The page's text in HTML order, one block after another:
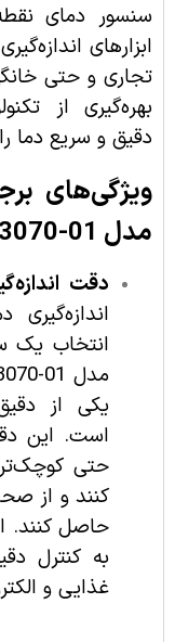
ابزارهای
تجاری و حتی
بهره‌گیری از
دقیق و سریع دما
مدل FTD3070-01:
دقت اندازه‌گیری ۰.۱ درجه
یکی از
است. این
حتی
کنند و از
حاصل کنند.
به کنترل
غذایی و